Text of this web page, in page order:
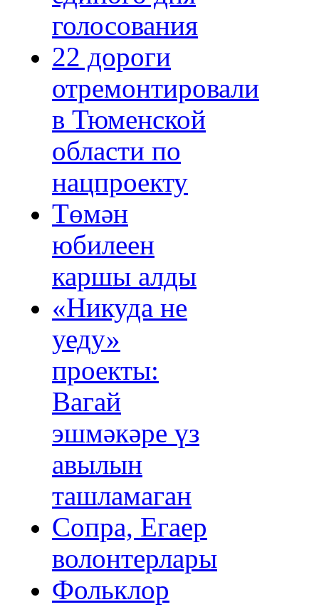
голосования
22 дороги
отремонтировали
в Тюменской
области по
нацпроекту
Төмән
юбилеен
каршы алды
«Никуда не
уеду»
проекты:
Вагай
эшмәкәре үз
авылын
ташламаган
Сопра, Егаер
волонтерлары
Фольклор